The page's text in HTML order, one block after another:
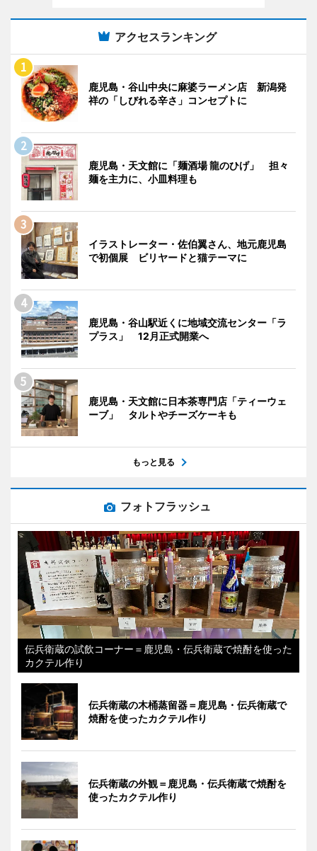
アクセスランキング
鹿児島・谷山中央に麻婆ラーメン店 新潟発
祥の「しびれる辛さ」コンセプトに
鹿児島・天文館に「麺酒場 龍のひげ」 担々
麺を主力に、小皿料理も
イラストレーター・佐伯翼さん、地元鹿児島
で初個展 ビリヤードと猫テーマに
鹿児島・谷山駅近くに地域交流センター「ラ
プラス」 12月正式開業へ
鹿児島・天文館に日本茶専門店「ティーウェ
ーブ」 タルトやチーズケーキも
もっと見る
フォトフラッシュ
伝兵衛蔵の試飲コーナー＝鹿児島・伝兵衛蔵で焼酎を使った
カクテル作り
伝兵衛蔵の木桶蒸留器＝鹿児島・伝兵衛蔵で
焼酎を使ったカクテル作り
伝兵衛蔵の外観＝鹿児島・伝兵衛蔵で焼酎を
使ったカクテル作り